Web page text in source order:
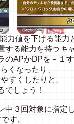
力値を下げる能力
する能力を持つキ
のAPかDPを－１
くなったり、
すくしたりと、
でしょう！
中３回対象に指定
す。